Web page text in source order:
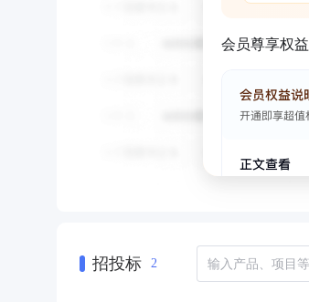
会员尊享权益
招投标 2